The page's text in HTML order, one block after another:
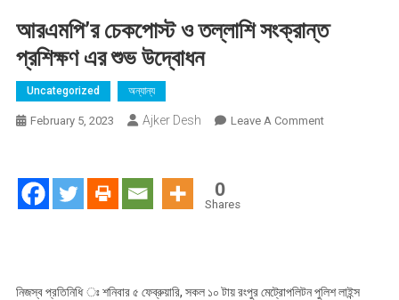
আরএমপি’র চেকপোস্ট ও তল্লাশি সংক্রান্ত
প্রশিক্ষণ এর শুভ উদ্বোধন
Uncategorized অন্যান্য
February 5, 2023 Ajker Desh Leave A CommentOn
শুভ
0
Shares
নিজস্ব প্রতিনিধি ঃ শনিবার ৫ ফেব্রুয়ারি, সকল ১০ টায় রংপুর মেট্রোপলিটন পুলিশ লাইন্স